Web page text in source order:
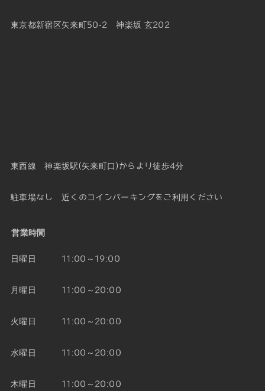
東京都新宿区矢来町50-2 神楽坂 玄202
東西線 神楽坂駅(矢来町口)からより徒歩4分
駐車場なし 近くのコインパーキングをご利用ください
営業時間
日曜日 11:00～19:00
月曜日 11:00～20:00
火曜日 11:00～20:00
水曜日 11:00～20:00
木曜日 11:00～20:00